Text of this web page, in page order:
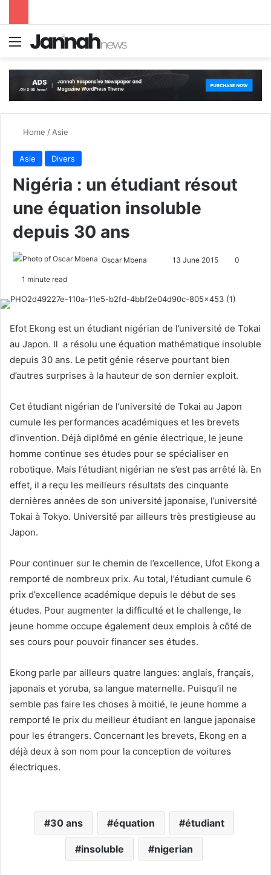
Menu
Home / Asie
Asie Divers
Nigéria : un étudiant résout
une équation insoluble
depuis 30 ans
Oscar Mbena
d
n
e
m
a
l
13 June 2015 0
1 minute read
Efot Ekong est un étudiant nigérian de l’université de Tokai
au Japon. Il a résolu une équation mathématique insoluble
depuis 30 ans. Le petit génie réserve pourtant bien
d’autres surprises à la hauteur de son dernier exploit.
Cet étudiant nigérian de l’université de Tokai au Japon
cumule les performances académiques et les brevets
d’invention. Déjà diplômé en génie électrique, le jeune
homme continue ses études pour se spécialiser en
robotique. Mais l’étudiant nigérian ne s’est pas arrêté là. En
effet, il a reçu les meilleurs résultats des cinquante
dernières années de son université japonaise, l’université
Tokai à Tokyo. Université par ailleurs très prestigieuse au
Japon.
Pour continuer sur le chemin de l’excellence, Ufot Ekong a
remporté de nombreux prix. Au total, l’étudiant cumule 6
prix d’excellence académique depuis le début de ses
études. Pour augmenter la difficulté et le challenge, le
jeune homme occupe également deux emplois à côté de
ses cours pour pouvoir financer ses études.
Ekong parle par ailleurs quatre langues: anglais, français,
japonais et yoruba, sa langue maternelle. Puisqu’il ne
semble pas faire les choses à moitié, le jeune homme a
remporté le prix du meilleur étudiant en langue japonaise
pour les étrangers. Concernant les brevets, Ekong en a
déjà deux à son nom pour la conception de voitures
électriques.
30 ans équation étudiant
insoluble nigerian